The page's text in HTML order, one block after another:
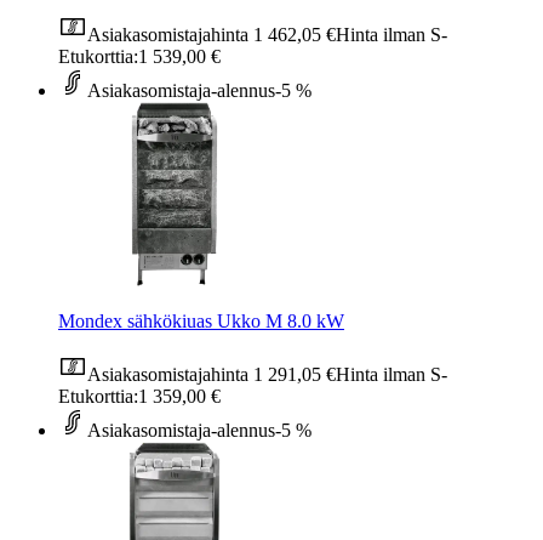
Asiakasomistajahinta 1 462,05 €Hinta ilman S-
Etukorttia:1 539,00 €
Asiakasomistaja-alennus-5 %
Mondex sähkökiuas Ukko M 8.0 kW
Asiakasomistajahinta 1 291,05 €Hinta ilman S-
Etukorttia:1 359,00 €
Asiakasomistaja-alennus-5 %